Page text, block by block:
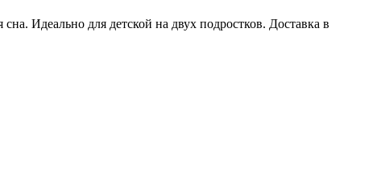
Идеально для детской на двух подростков. Доставка в